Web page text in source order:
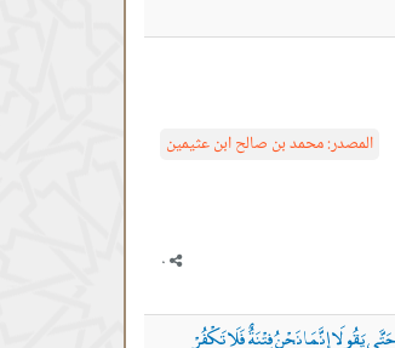
المصدر:محمد بن صالح ابن عثيمين
يَقُولَا إِنَّمَا نَحْنُ فِتْنَةٌ فَلَا تَكْفُرْ